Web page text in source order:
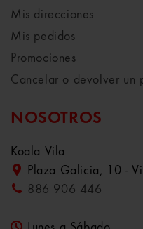
Mis direcciones
Mis pedidos
Promociones
Cancelar o devolver un
NOSOTROS
Koala Vila
Plaza Galicia, 10 -
886 906 446